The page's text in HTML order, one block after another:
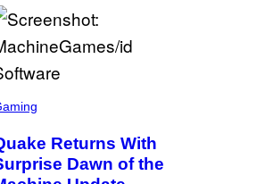
Returns With
Dawn of the